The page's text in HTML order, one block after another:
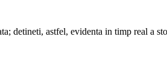
detineti, astfel, evidenta in timp real a